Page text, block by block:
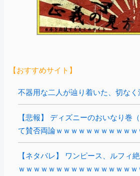
【おすすめサイト】
不器用な二人が辿り着いた、切な
【悲報】 ディズニーのおいなり巻
て賛否両論ｗｗｗｗｗｗｗｗｗｗｗ
【ネタバレ】 ワンピース、ルフィ
ｗｗｗｗｗｗｗｗｗｗｗｗｗｗｗ